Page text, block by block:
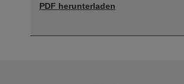
PDF herunterladen